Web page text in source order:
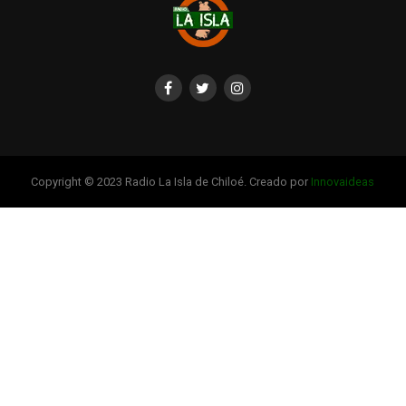
Copyright © 2023 Radio La Isla de Chiloé. Creado por Innovaideas